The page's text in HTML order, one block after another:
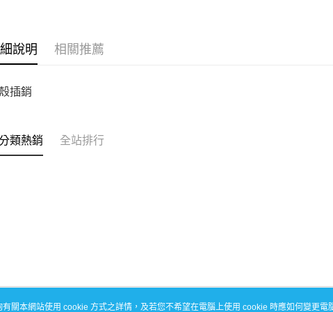
說明 相關推薦
插銷
類熱銷 全站排行
關本網站使用 cookie 方式之詳情，及若您不希望在電腦上使用 cookie 時應如何變更電